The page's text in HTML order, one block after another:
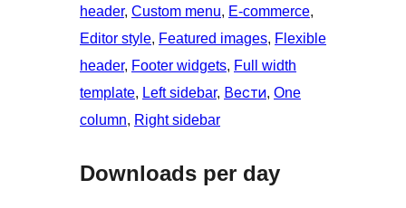
header, Custom menu, E-commerce
Editor style, Featured images, Flexible
header, Footer widgets, Full width
template, Left sidebar, Вести, One
column, Right sidebar
Downloads per day